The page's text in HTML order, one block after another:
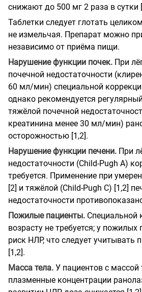
снижают до 500 мг 2 раза в сутки
Таблетки следует глотать
не измельчая. Препарат можно
независимо от приёма пищи.
Нарушение функции почек. При
почечной недостаточности
60 мл/мин) специальной
однако рекомендуется
тяжёлой почечной
креатинина менее 30 мл/мин)
осторожностью [1,2].
Нарушение функции печени. При
недостаточности (Child-Pugh A)
требуется. Применение при
[2] и тяжёлой (Child-Pugh C) [1,2]
недостаточности
Пожилые пациенты. Специальной
возрасту не требуется; у
риск НЛР, что следует учитывать
[1,2].
Масса тела. У пациентов с массой
плазменные концентрации